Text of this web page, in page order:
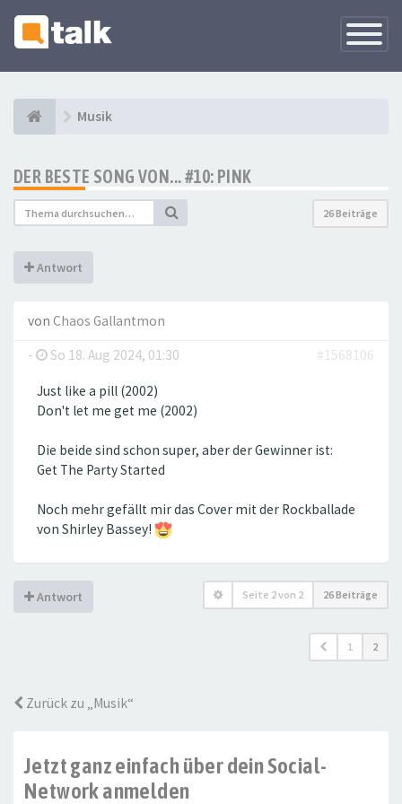
Musik
DER BESTE SONG VON... #10: PINK
26 Beiträge
Antwort
von Chaos Gallantmon
-
So 18. Aug 2024, 01:30 #1568106
Just like a pill (2002)
Don't let me get me (2002)
Die beide sind schon super, aber der Gewinner ist:
Get The Party Started
Noch mehr gefällt mir das Cover mit der Rockballade
von Shirley Bassey!
Antwort Seite 2von 2 26 Beiträge
1 2
Zurück zu „Musik“
Jetzt ganz einfach über dein Social-
Network anmelden